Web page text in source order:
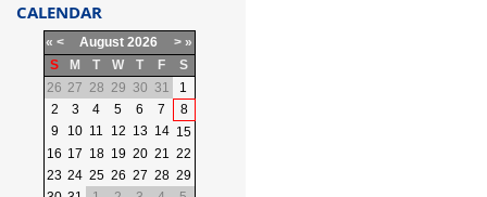
CALENDAR
« < August 2026 > »
S
M T W T F
S
26 27 28 29 30 31
1
2
3 4 5 6 7
8
9
10 11 12 13 14 15
16 17 18 19 20 21 22
23 24 25 26 27 28 29